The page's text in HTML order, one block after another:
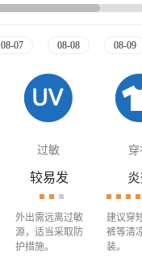
08-07 08-08 08-09
过敏 穿
较易发
外出需远离过敏
源，适当采取防
护措施。
建议穿
裤等清
装。